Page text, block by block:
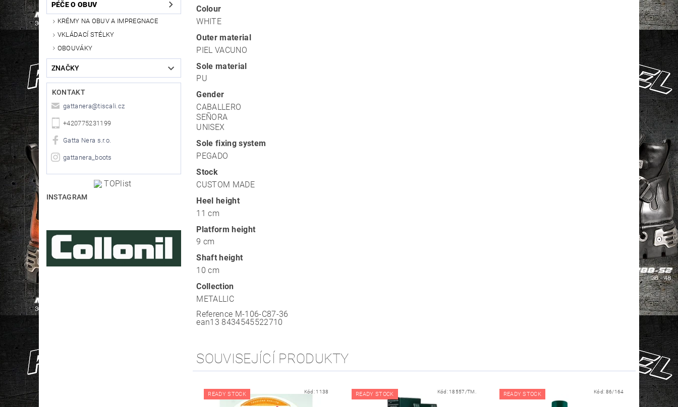
PÉČE O OBUV
KRÉMY NA OBUV A IMPREGNACE
VKLÁDACÍ STÉLKY
OBOUVÁKY
ZNAČKY
KONTAKT
gattanera@tiscali.cz
+420775231199
Gatta Nera s.r.o.
gattanera_boots
INSTAGRAM
Colour
WHITE
Outer material
PIEL VACUNO
Sole material
PU
Gender
CABALLERO
SEÑORA
UNISEX
Sole fixing system
PEGADO
Stock
CUSTOM MADE
Heel height
11 cm
Platform height
9 cm
Shaft height
10 cm
Collection
METALLIC
Reference M-106-C87-36
ean13 8434545522710
SOUVISEJÍCÍ PRODUKTY
READY STOCK Kód: 1138 READY STOCK Kód: 18557/TM. READY STOCK Kód: 86/164